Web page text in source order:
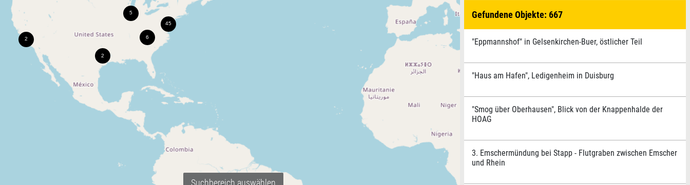
Suchbereich auswählen
Gefundene Objekte: 667
"Eppmannshof" in Gelsenkirchen-Buer, östlicher Teil
"Haus am Hafen", Ledigenheim in Duisburg
"Smog über Oberhausen", Blick von der Knappenhalde der
HOAG
3. Emschermündung bei Stapp - Flutgraben zwischen Emscher
und Rhein